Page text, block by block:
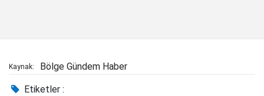
Kaynak: Bölge Gündem Haber
Etiketler :